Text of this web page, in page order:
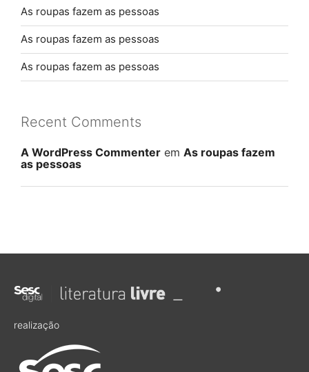
As roupas fazem as pessoas
As roupas fazem as pessoas
As roupas fazem as pessoas
Recent Comments
A WordPress Commenter em As roupas fazem
as pessoas
realização